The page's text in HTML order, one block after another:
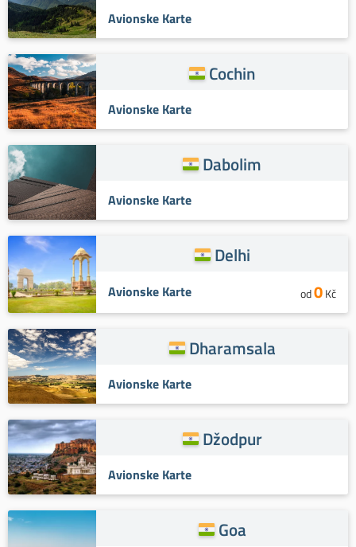
Avionske Karte
Cochin
Avionske Karte
Dabolim
Avionske Karte
Delhi
Avionske Karte od0Kč
Dharamsala
Avionske Karte
Džodpur
Avionske Karte
Goa